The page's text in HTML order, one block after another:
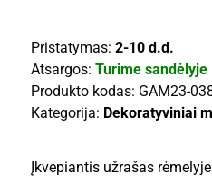
Pristatymas:2-10 d.d.
Atsargos:Turime sandėlyje
Produkto kodas: GAM23-
Kategorija: Dekoratyviniai
Įkvepiantis užrašas